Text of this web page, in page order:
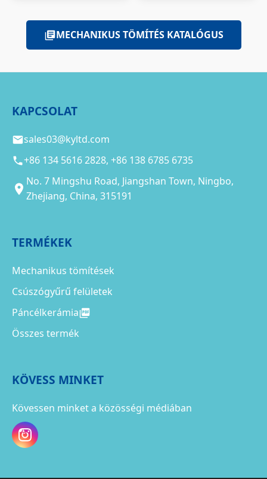
MECHANIKUS TÖMÍTÉS KATALÓGUS
KAPCSOLAT
sales03@kyltd.com
+86 134 5616 2828, +86 138 6785 6735
No. 7 Mingshu Road, Jiangshan Town, Ningbo,
Zhejiang, China, 315191
TERMÉKEK
Mechanikus tömítések
Csúszógyűrű felületek
Páncélkerámia
Összes termék
KÖVESS MINKET
Kövessen minket a közösségi médiában